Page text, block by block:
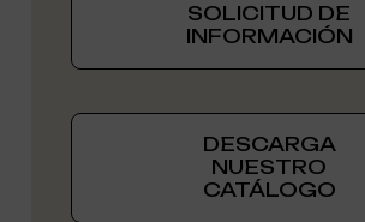
SOLICITUD DE
INFORMACIÓN
DESCARGA
NUESTRO
CATÁLOGO